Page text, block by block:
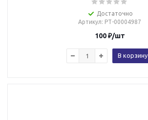
Достаточно
Артикул: РТ-00004987
100₽/шт
В корзину